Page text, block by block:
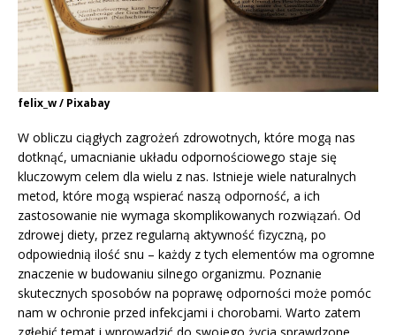
felix_w / Pixabay
W obliczu ciągłych zagrożeń zdrowotnych, które mogą nas
dotknąć, umacnianie układu odpornościowego staje się
kluczowym celem dla wielu z nas. Istnieje wiele naturalnych
metod, które mogą wspierać naszą odporność, a ich
zastosowanie nie wymaga skomplikowanych rozwiązań. Od
zdrowej diety, przez regularną aktywność fizyczną, po
odpowiednią ilość snu – każdy z tych elementów ma ogromne
znaczenie w budowaniu silnego organizmu. Poznanie
skutecznych sposobów na poprawę odporności może pomóc
nam w ochronie przed infekcjami i chorobami. Warto zatem